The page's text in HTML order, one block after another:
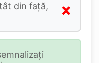
din faţă,